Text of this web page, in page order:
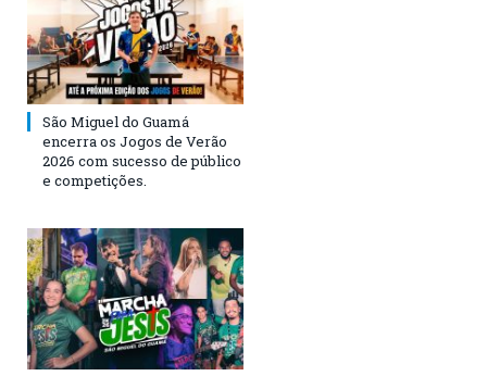
São Miguel do Guamá
encerra os Jogos de Verão
2026 com sucesso de público
e competições.